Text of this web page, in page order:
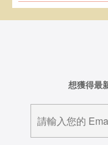
想獲得最